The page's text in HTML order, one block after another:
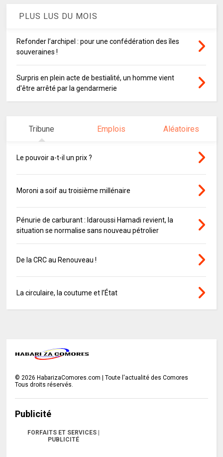
PLUS LUS DU MOIS
Refonder l’archipel : pour une confédération des îles
souveraines !
Surpris en plein acte de bestialité, un homme vient
d'être arrêté par la gendarmerie
Tribune Emplois Aléatoires
Le pouvoir a-t-il un prix ?
Moroni a soif au troisième millénaire
Pénurie de carburant : Idaroussi Hamadi revient, la
situation se normalise sans nouveau pétrolier
De la CRC au Renouveau !
La circulaire, la coutume et l’État
© 2026 HabarizaComores.com | Toute l'actualité des Comores
Tous droits réservés.
Publicité
FORFAITS ET SERVICES |
PUBLICITÉ